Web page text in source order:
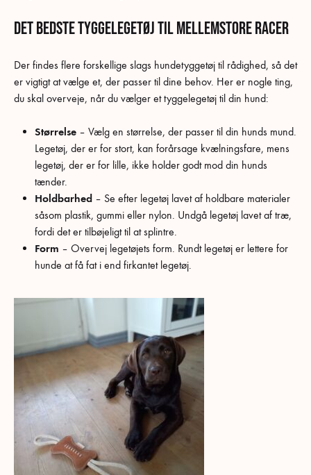
Det bedste tyggelegetøj til mellemstore racer
Der findes flere forskellige slags hundetyggetøj til rådighed, så det
er vigtigt at vælge et, der passer til dine behov. Her er nogle ting,
du skal overveje, når du vælger et tyggelegetøj til din hund:
Størrelse – Vælg en størrelse, der passer til din hunds mund.
Legetøj, der er for stort, kan forårsage kvælningsfare, mens
legetøj, der er for lille, ikke holder godt mod din hunds
tænder.
Holdbarhed – Se efter legetøj lavet af holdbare materialer
såsom plastik, gummi eller nylon. Undgå legetøj lavet af træ,
fordi det er tilbøjeligt til at splintre.
Form – Overvej legetøjets form. Rundt legetøj er lettere for
hunde at få fat i end firkantet legetøj.